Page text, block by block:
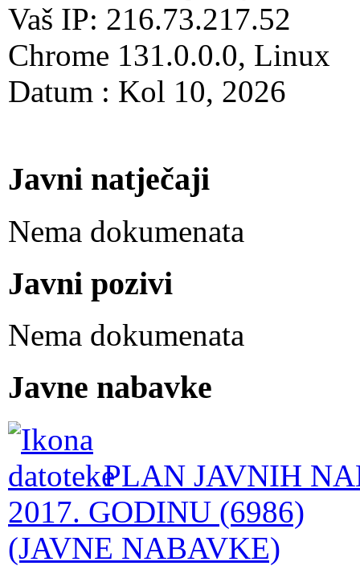
Vaš IP: 216.73.217.52
Chrome 131.0.0.0, Linux
Datum : Kol 10, 2026
Javni natječaji
Nema dokumenata
Javni pozivi
Nema dokumenata
Javne nabavke
PLAN JAVNIH
2017. GODINU (6986)
(JAVNE NABAVKE)